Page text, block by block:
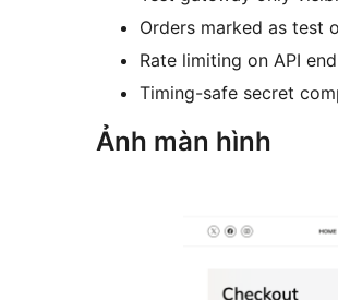
Orders marked as test
Rate limiting on API
Timing-safe secret
Ảnh màn hình